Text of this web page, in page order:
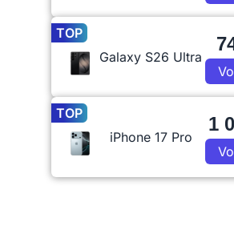
TOP
Galaxy S26 Ultra
TOP
iPhone 17 Pro
1